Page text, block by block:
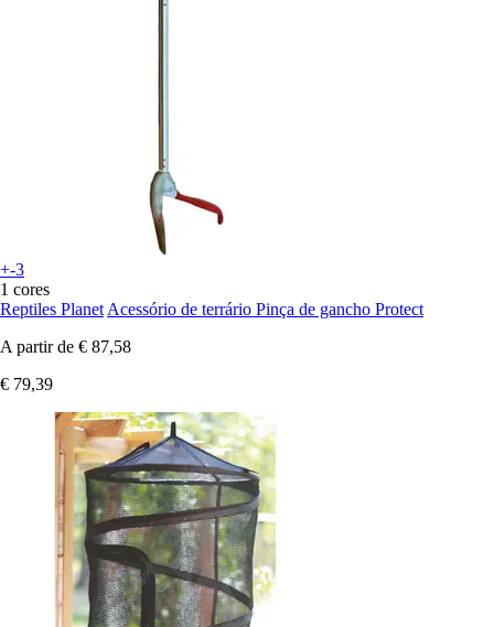
+-3
1 cores
Reptiles Planet Acessório de terrário Pinça de gancho Protect
A partir de € 87,58
€ 79,39